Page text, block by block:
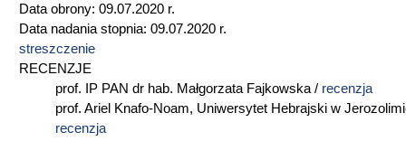
Data obrony: 09.07.2020 r.
Data nadania stopnia: 09.07.2020 r.
streszczenie
RECENZJE
prof. IP PAN dr hab. Małgorzata Fajkowska / recenzja
prof. Ariel Knafo-Noam, Uniwersytet Hebrajski w
recenzja